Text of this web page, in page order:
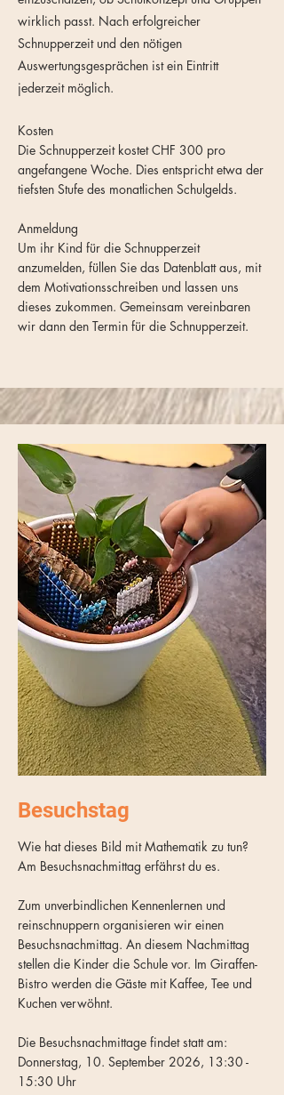
wirklich passt. Nach erfolgreicher
Schnupperzeit und den nötigen
Auswertungsgesprächen ist ein Eintritt
jederzeit möglich.
Kosten
Die Schnupperzeit kostet CHF 300 pro
angefangene Woche. Dies entspricht etwa der
tiefsten Stufe des monatlichen Schulgelds.
Anmeldung
Um ihr Kind für die Schnupperzeit
anzumelden, füllen Sie das Datenblatt aus, mit
dem Motivationsschreiben und lassen uns
dieses zukommen. Gemeinsam vereinbaren
wir dann den Termin für die Schnupperzeit.
Besuchstag
Wie hat dieses Bild mit Mathematik zu tun?
Am Besuchsnachmittag erfährst du es.
Zum unverbindlichen Kennenlernen und
reinschnuppern organisieren wir einen
Besuchsnachmittag. An diesem Nachmittag
stellen die Kinder die Schule vor. Im Giraffen-
Bistro werden die Gäste mit Kaffee, Tee und
Kuchen verwöhnt.
Die Besuchsnachmittage findet statt am:
Donnerstag, 10. September 2026, 13:30 -
15:30 Uhr